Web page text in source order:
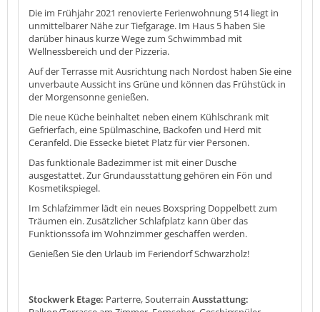
Die im Frühjahr 2021 renovierte Ferienwohnung 514 liegt in
unmittelbarer Nähe zur Tiefgarage. Im Haus 5 haben Sie
darüber hinaus kurze Wege zum Schwimmbad mit
Wellnessbereich und der Pizzeria.
Auf der Terrasse mit Ausrichtung nach Nordost haben Sie eine
unverbaute Aussicht ins Grüne und können das Frühstück in
der Morgensonne genießen.
Die neue Küche beinhaltet neben einem Kühlschrank mit
Gefrierfach, eine Spülmaschine, Backofen und Herd mit
Ceranfeld. Die Essecke bietet Platz für vier Personen.
Das funktionale Badezimmer ist mit einer Dusche
ausgestattet. Zur Grundausstattung gehören ein Fön und
Kosmetikspiegel.
Im Schlafzimmer lädt ein neues Boxspring Doppelbett zum
Träumen ein. Zusätzlicher Schlafplatz kann über das
Funktionssofa im Wohnzimmer geschaffen werden.
Genießen Sie den Urlaub im Feriendorf Schwarzholz!
Stockwerk Etage: Parterre, Souterrain Ausstattung: